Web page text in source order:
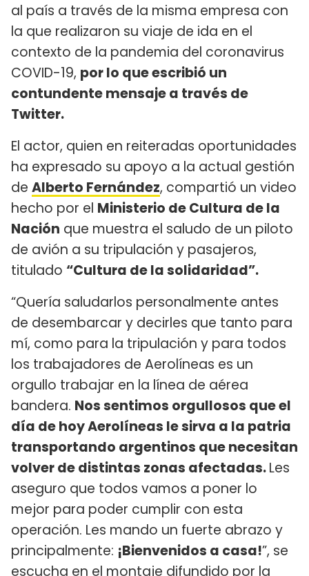
al país a través de la misma empresa con
la que realizaron su viaje de ida en el
contexto de la pandemia del coronavirus
COVID-19, por lo que escribió un
contundente mensaje a través de
Twitter.
El actor, quien en reiteradas oportunidades
ha expresado su apoyo a la actual gestión
de Alberto Fernández, compartió un video
hecho por el Ministerio de Cultura de la
Nación que muestra el saludo de un piloto
de avión a su tripulación y pasajeros,
titulado “Cultura de la solidaridad”.
“Quería saludarlos personalmente antes
de desembarcar y decirles que tanto para
mí, como para la tripulación y para todos
los trabajadores de Aerolíneas es un
orgullo trabajar en la línea de aérea
bandera. Nos sentimos orgullosos que el
día de hoy Aerolíneas le sirva a la patria
transportando argentinos que necesitan
volver de distintas zonas afectadas.Les
aseguro que todos vamos a poner lo
mejor para poder cumplir con esta
operación. Les mando un fuerte abrazo y
principalmente: ¡Bienvenidos a casa!”, se
escucha en el montaje difundido por la